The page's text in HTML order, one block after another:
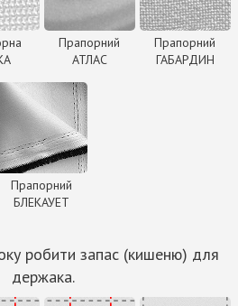
Прапорний
АТЛАС
Прапорний
ГАБАРДИН
Прапорний
БЛЕКАУЕТ
робити запас (кишеню) для
держака.